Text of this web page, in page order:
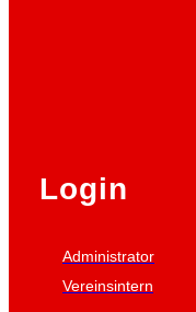
Login
Administrator
Vereinsintern